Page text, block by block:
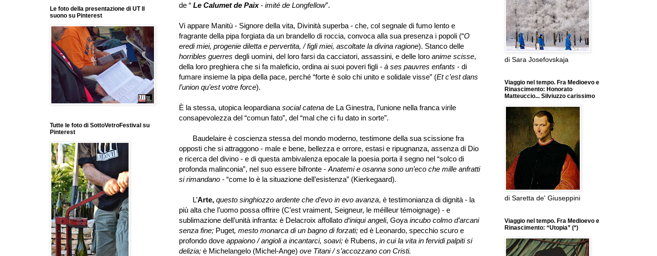
de “ Le Calumet de Paix- imité de Longfellow”.
Vi appare Manitù - Signore della vita, Divinità superba - che, col segnale di fumo lento e
fragrante della pipa forgiata da un brandello di roccia, convoca alla sua presenza i popoli (“O
eredi miei, progenie diletta e pervertita, / figli miei, ascoltate la divina ragione). Stanco delle
horribles guerres degli uomini, del loro farsi da cacciatori, assassini, e delle loro anime scisse,
della loro preghiera che si fa maleficio, ordina ai suoi poveri figli - à ses pauvres enfants - di
fumare insieme la pipa della pace, perché “forte è solo chi unito e solidale visse” (Et c’est dans
l’union qu’est votre force).
È la stessa, utopica leopardiana social catena de La Ginestra, l’unione nella franca virile
consapevolezza del “comun fato”, del “mal che ci fu dato in sorte”.
Baudelaire è coscienza stessa del mondo moderno, testimone della sua scissione fra
opposti che si attraggono - male e bene, bellezza e orrore, estasi e ripugnanza, assenza di Dio
e ricerca del divino - e di questa ambivalenza epocale la poesia porta il segno nel “solco di
profonda malinconia”, nel suo essere bifronte - Anatemi e osanna sono un’eco che mille anfratti
si rimandano - “come lo è la situazione dell’esistenza” (Kierkegaard).
L’Arte, questo singhiozzo ardente che d’evo in evo avanza, è testimonianza di dignità - la
più alta che l’uomo possa offrire (C’est vraiment, Seigneur, le méilleur témoignage) - e
sublimazione dell’unità infranta: è Delacroix affollato d‘iniqui angeli, Goya incubo colmo d’arcani
senza fine; Puget, mesto monarca di un bagno di forzati; ed è Leonardo, specchio scuro e
profondo dove appaiono / angioli a incantarci, soavi; è Rubens, in cui la vita in fervidi palpiti si
delizia; è Michelangelo (Michel-Ange) ove Titani / s’accozzano con Cristi.
Le foto della presentazione di UT Il
suono su Pinterest
Tutte le foto di SottoVetroFestival su
Pinterest
di Sara Josefovskaja
Viaggio nel tempo. Fra Medioevo e
Rinascimento: Honorato
Matteuccio... Silviuzzo carissimo
di Saretta de' Giuseppini
Viaggio nel tempo. Fra Medioevo e
Rinascimento: “Utopia” (*)